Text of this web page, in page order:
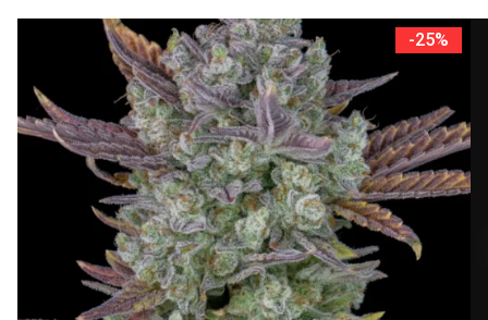
-25%